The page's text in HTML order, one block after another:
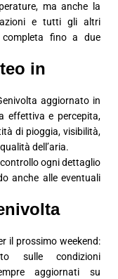
ma anche la
e tutti gli altri
fino a due
in
aggiornato in
effettiva e percepita,
di pioggia, visibilità,
dell’aria.
ogni dettaglio
anche alle eventuali
il prossimo weekend:
sulle condizioni
aggiornati su